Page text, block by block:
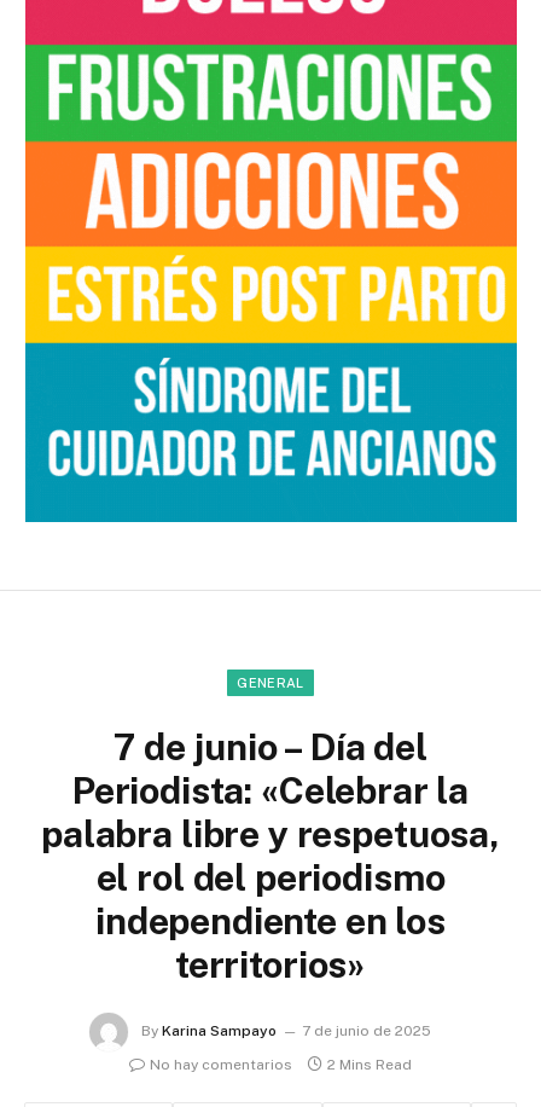
GENERAL
7 de junio – Día del
Periodista: «Celebrar la
palabra libre y respetuosa,
el rol del periodismo
independiente en los
territorios»
By Karina Sampayo
7 de junio de 2025
No hay comentarios
2 Mins Read